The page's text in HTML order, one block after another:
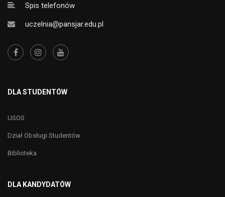
Spis telefonów
uczelnia@pansjar.edu.pl
DLA STUDENTÓW
USOS
Dział Obsługi Studentów
Biblioteka
DLA KANDYDATÓW